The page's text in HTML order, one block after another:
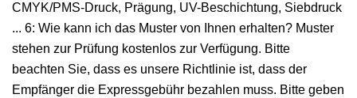
CMYK/PMS-Druck, Prägung, UV-Beschichtung, Siebdruck
... 6: Wie kann ich das Muster von Ihnen erhalten? Muster
stehen zur Prüfung kostenlos zur Verfügung. Bitte
beachten Sie, dass es unsere Richtlinie ist, dass der
Empfänger die Expressgebühr bezahlen muss. Bitte geben